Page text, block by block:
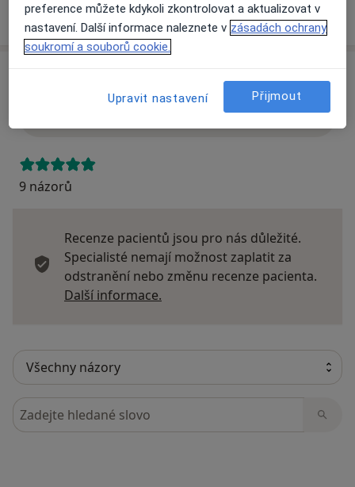
Víceo adrese
Přidejte svůj názor
9 názorů
Recenze pacientů jsou pro nás důležité.
Specialisté nemají možnost zaplatit za
odstranění nebo změnu recenze pacienta.
Další informace.
Hledejte v názorech
preference můžete kdykoli zkontrolovat a aktualizovat v
nastavení. Další informace naleznete v zásadách ochrany
soukromí a souborů cookie.
Upravit nastavení Přijmout